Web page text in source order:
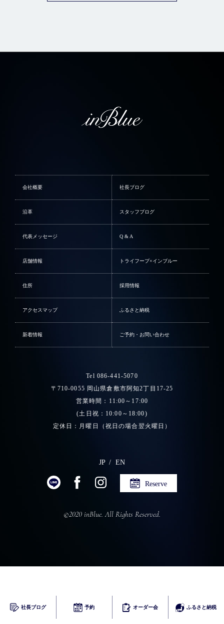
会社概要 社長ブログ
沿革 スタッフブログ
代表メッセージ Q & A
店舗情報 トライフープ×インブルー
住所 採用情報
アクセスマップ ふるさと納税
新着情報 ご予約・お問い合わせ
Tel 086-441-5070
〒710-0055 岡山県倉敷市阿知2丁目17-25
営業時間：11:00～17:00
(土日祝：10:00～18:00)
定休日：月曜日（祝日の場合翌火曜日）
JP EN
Reserve
©2020 inBlue. All Rights Reserved.
ふるさとチョイス
社長ブログ 予約 オーダー会 ふるさと納税